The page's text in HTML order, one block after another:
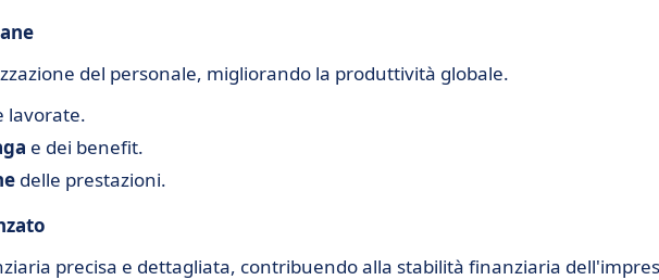
del personale, migliorando la produttività globale.
lavorate.
e dei benefit.
delle prestazioni.
precisa e dettagliata, contribuendo alla stabilità finanziaria